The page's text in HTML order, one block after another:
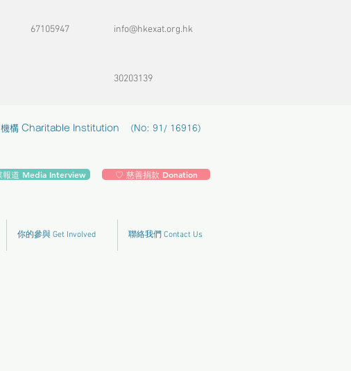
67105947 info@hkexat.org.hk
30203139
機構 Charitable Institution (No: 91/ 16916)
報道 Media Interview ♡ 慈善捐款 Donation
你的參與 Get Involved 聯絡我們 Contact Us